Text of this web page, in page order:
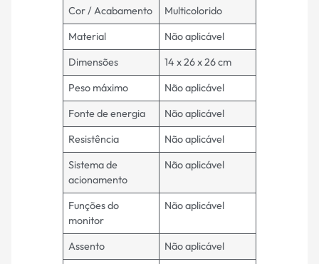
Cor / Acabamento
Multicolorido
Material
Não aplicável
Dimensões
14 x 26 x 26 cm
Peso máximo
Não aplicável
Fonte de energia
Não aplicável
Resistência
Não aplicável
Sistema de
acionamento
Não aplicável
Funções do
monitor
Não aplicável
Assento
Não aplicável